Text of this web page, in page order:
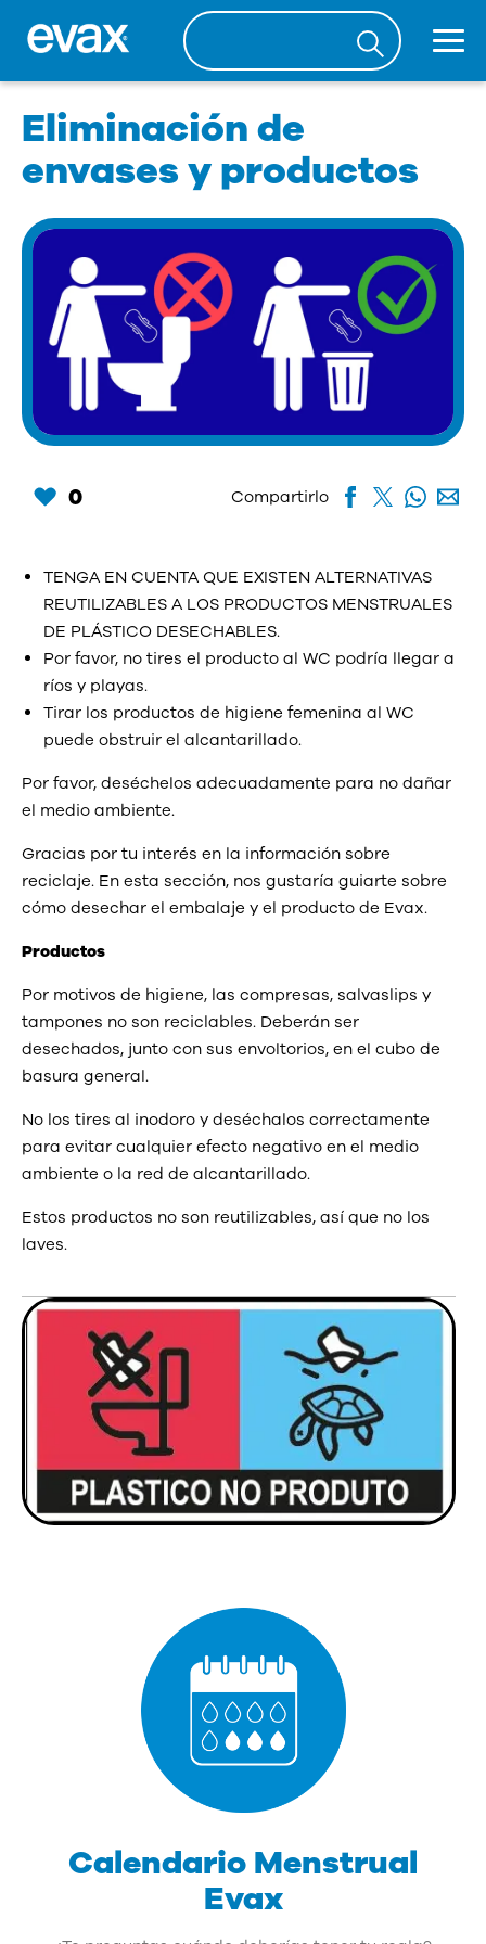
Eliminación de
envases y productos
0 Compartirlo
TENGA EN CUENTA QUE EXISTEN ALTERNATIVAS
REUTILIZABLES A LOS PRODUCTOS MENSTRUALES
DE PLÁSTICO DESECHABLES.
Por favor, no tires el producto al WC podría llegar a
ríos y playas.
Tirar los productos de higiene femenina al WC
puede obstruir el alcantarillado.
Por favor, deséchelos adecuadamente para no dañar
el medio ambiente.
Gracias por tu interés en la información sobre
reciclaje. En esta sección, nos gustaría guiarte sobre
cómo desechar el embalaje y el producto de Evax.
Productos
Por motivos de higiene, las compresas, salvaslips y
tampones no son reciclables. Deberán ser
desechados, junto con sus envoltorios, en el cubo de
basura general.
No los tires al inodoro y deséchalos correctamente
para evitar cualquier efecto negativo en el medio
ambiente o la red de alcantarillado.
Estos productos no son reutilizables, así que no los
laves.
Calendario Menstrual
Evax